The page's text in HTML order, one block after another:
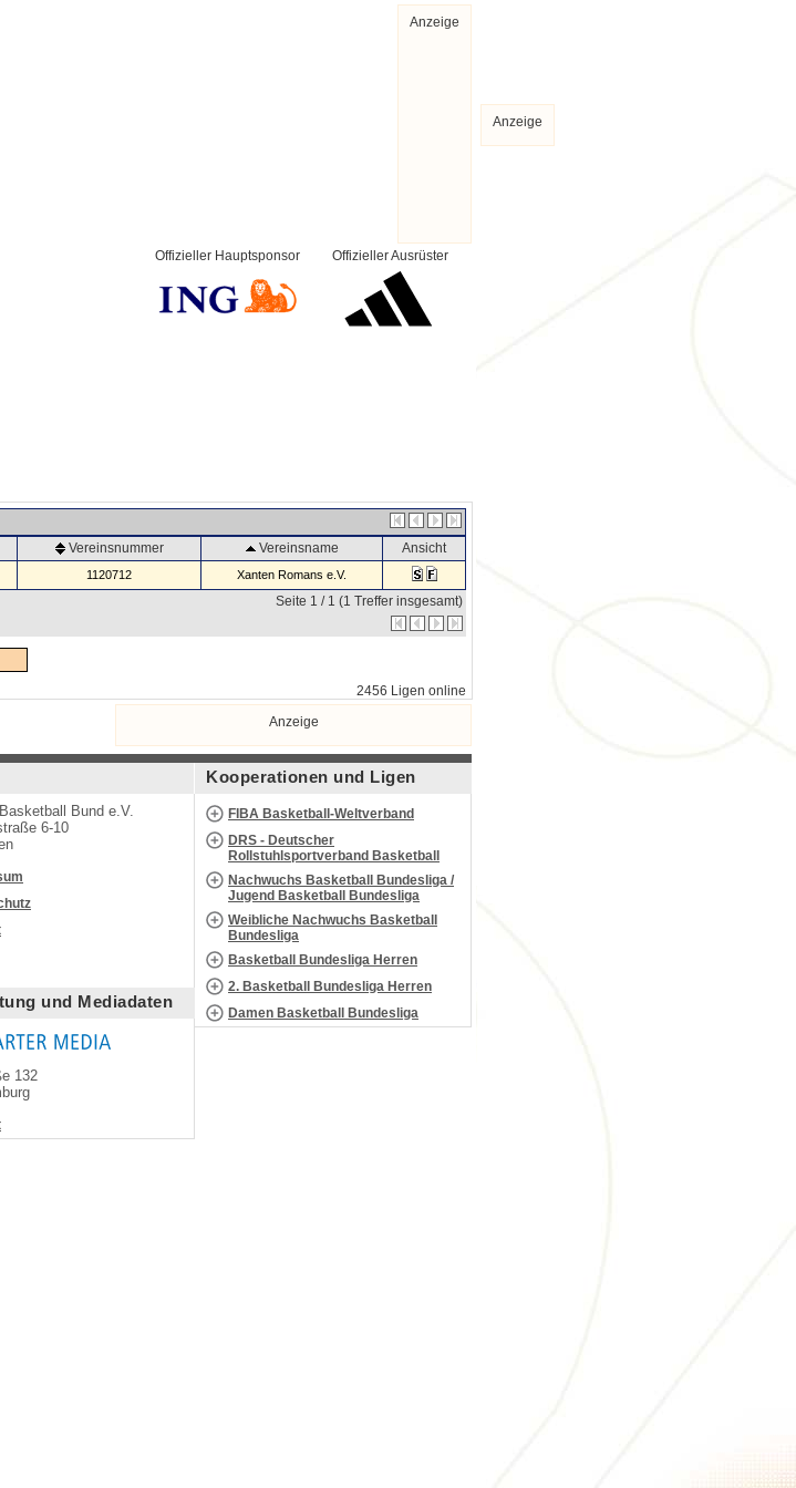
Anzeige
Offizieller Ausrüster
Offizieller Hauptsponsor
Vereinsnummer Vereinsname Ansicht
1120712 Xanten Romans e.V.
Seite 1 / 1 (1 Treffer insgesamt)
2456 Ligen online
Anzeige
Bund e.V.
6-10
und Mediadaten
132
Kooperationen und Ligen
FIBA Basketball-Weltverband
DRS - Deutscher
Rollstuhlsportverband Basketball
Nachwuchs Basketball Bundesliga /
Jugend Basketball Bundesliga
Weibliche Nachwuchs Basketball
Bundesliga
Basketball Bundesliga Herren
2. Basketball Bundesliga Herren
Damen Basketball Bundesliga
Anzeige